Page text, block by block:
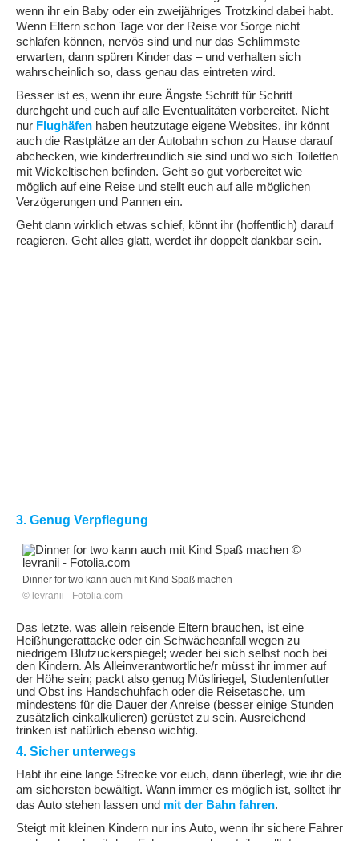
wenn ihr ein Baby oder ein zweijähriges Trotzkind dabei habt.
Wenn Eltern schon Tage vor der Reise vor Sorge nicht
schlafen können, nervös sind und nur das Schlimmste
erwarten, dann spüren Kinder das – und verhalten sich
wahrscheinlich so, dass genau das eintreten wird.
Besser ist es, wenn ihr eure Ängste Schritt für Schritt
durchgeht und euch auf alle Eventualitäten vorbereitet. Nicht
nur Flughäfen haben heutzutage eigene Websites, ihr könnt
auch die Rastplätze an der Autobahn schon zu Hause darauf
abchecken, wie kinderfreundlich sie sind und wo sich Toiletten
mit Wickeltischen befinden. Geht so gut vorbereitet wie
möglich auf eine Reise und stellt euch auf alle möglichen
Verzögerungen und Pannen ein.
Geht dann wirklich etwas schief, könnt ihr (hoffentlich) darauf
reagieren. Geht alles glatt, werdet ihr doppelt dankbar sein.
3. Genug Verpflegung
Dinner for two kann auch mit Kind Spaß machen
© levranii - Fotolia.com
Das letzte, was allein reisende Eltern brauchen, ist eine
Heißhungerattacke oder ein Schwächeanfall wegen zu
niedrigem Blutzuckerspiegel; weder bei sich selbst noch bei
den Kindern. Als Alleinverantwortliche/r müsst ihr immer auf
der Höhe sein; packt also genug Müsliriegel, Studentenfutter
und Obst ins Handschuhfach oder die Reisetasche, um
mindestens für die Dauer der Anreise (besser einige Stunden
zusätzlich einkalkulieren) gerüstet zu sein. Ausreichend
trinken ist natürlich ebenso wichtig.
4. Sicher unterwegs
Habt ihr eine lange Strecke vor euch, dann überlegt, wie ihr die
am sichersten bewältigt. Wann immer es möglich ist, solltet ihr
das Auto stehen lassen und mit der Bahn fahren.
Steigt mit kleinen Kindern nur ins Auto, wenn ihr sichere Fahrer